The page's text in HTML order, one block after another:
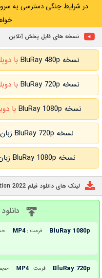
در شرایط جنگی دسترسی به
نسخه های قابل پخش آنلاین
نسخه BluRay 480p با
نسخه BluRay 720p با
نسخه BluRay 1080p با
نسخه BluRay 720p زبان اصلی
نسخه BluRay 1080p زبان اصلی
لینک های دانلود فیلم Infiltration 2022
دانلود
BluRay 1080p فرمت : MP4
BluRay 720p فرمت : MP4